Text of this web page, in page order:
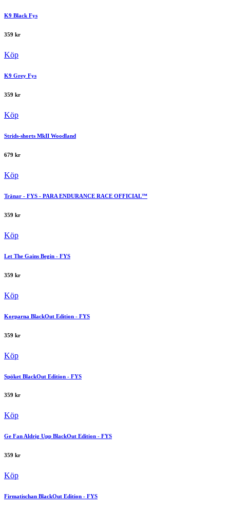
K9 Black Fys
359 kr
Köp
K9 Grey Fys
359 kr
Köp
Strids-shorts MkII Woodland
679 kr
Köp
Tränar - FYS - PARA ENDURANCE RACE OFFICIAL™
359 kr
Köp
Let The Gains Begin - FYS
359 kr
Köp
Korparna BlackOut Edition - FYS
359 kr
Köp
Spöket BlackOut Edition - FYS
359 kr
Köp
Ge Fan Aldrig Upp BlackOut Edition - FYS
359 kr
Köp
Firmatischan BlackOut Edition - FYS